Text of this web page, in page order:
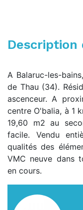
A Balaruc-les-
de Thau (34).
ascenceur. A
centre O'balia, à 1
19,60 m2 au
facile. Vendu
qualités des
VMC neuve dans
en cours.